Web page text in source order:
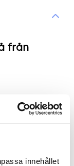
innehållet
från